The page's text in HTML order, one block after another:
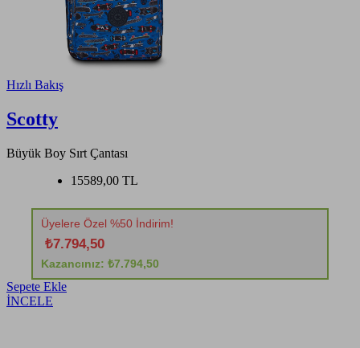
Hızlı Bakış
Scotty
Büyük Boy Sırt Çantası
15589,00 TL
Üyelere Özel %50 İndirim!
₺7.794,50
Kazancınız: ₺7.794,50
Sepete Ekle
İNCELE